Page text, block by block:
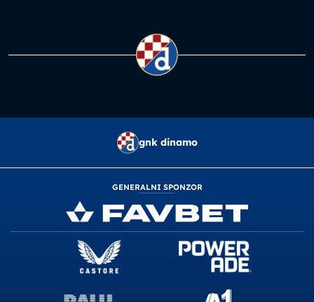
gnk dinamo
GENERALNI SPONZOR